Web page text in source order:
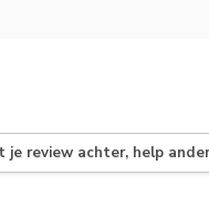
je review achter, help